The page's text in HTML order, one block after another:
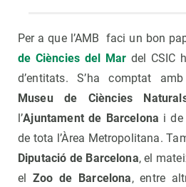
Per a que l’AMB faci un bon
de Ciències del Mar del CSIC
d’entitats. S’ha comptat
Museu de Ciències
l’Ajuntament de Barcelona i de
de tota l’Àrea Metropolitana.
Diputació de Barcelona, el
el Zoo de Barcelona, entre